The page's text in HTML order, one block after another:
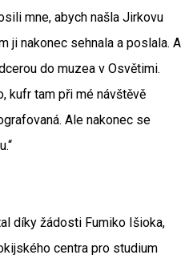
mne, abych našla Jirkovu
ji nakonec sehnala a poslala. A
do muzea v Osvětimi.
kufr tam při mé návštěvě
Ale nakonec se
díky žádosti Fumiko Išioka,
centra pro studium